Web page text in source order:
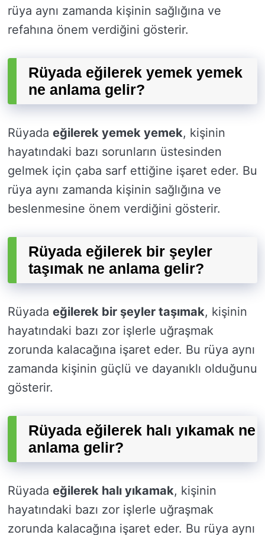
rüya aynı zamanda kişinin sağlığına ve
refahına önem verdiğini gösterir.
Rüyada eğilerek yemek yemek
ne anlama gelir?
Rüyada eğilerek yemek yemek, kişinin
hayatındaki bazı sorunların üstesinden
gelmek için çaba sarf ettiğine işaret eder. Bu
rüya aynı zamanda kişinin sağlığına ve
beslenmesine önem verdiğini gösterir.
Rüyada eğilerek bir şeyler
taşımak ne anlama gelir?
Rüyada eğilerek bir şeyler taşımak, kişinin
hayatındaki bazı zor işlerle uğraşmak
zorunda kalacağına işaret eder. Bu rüya aynı
zamanda kişinin güçlü ve dayanıklı olduğunu
gösterir.
Rüyada eğilerek halı yıkamak ne
anlama gelir?
Rüyada eğilerek halı yıkamak, kişinin
hayatındaki bazı zor işlerle uğraşmak
zorunda kalacağına işaret eder. Bu rüya aynı